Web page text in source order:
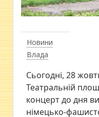
Новини
Влада
Сьогодні, 28
Театральній
концерт до дня
німецько-